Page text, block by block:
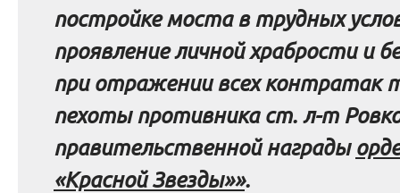
постройке моста в трудных
проявление личной храбрости и
при отражении всех контратак
пехоты противника ст. л-т
правительственной награды
«Красной Звезды»».